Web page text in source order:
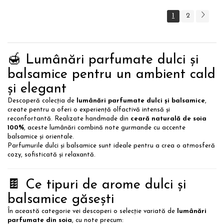
1 2
🍯 Lumânări parfumate dulci și
balsamice pentru un ambient cald
și elegant
Descoperă colecția de lumânări parfumate dulci și balsamice,
create pentru a oferi o experiență olfactivă intensă și
reconfortantă. Realizate handmade din ceară naturală de soia
100%, aceste lumânări combină note gurmande cu accente
balsamice și orientale.
Parfumurile dulci și balsamice sunt ideale pentru a crea o atmosferă
cozy, sofisticată și relaxantă.
🍫 Ce tipuri de arome dulci și
balsamice găsești
În această categorie vei descoperi o selecție variată de
lumânări
parfumate din soia, cu note precum: